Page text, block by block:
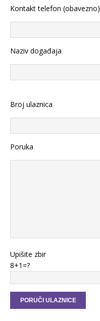
Kontakt telefon (obavezno)
Naziv događaja
Broj ulaznica
Poruka
Upišite zbir
8+1=?